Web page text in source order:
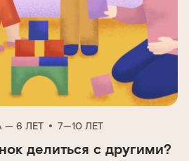
— 6 ЛЕТ 7—10 ЛЕТ
делиться с другими?